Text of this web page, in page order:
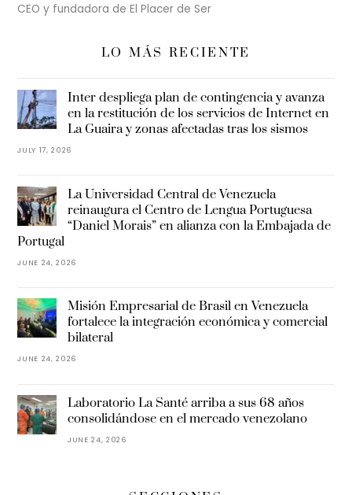
CEO y fundadora de El Placer de Ser
LO MÁS RECIENTE
Inter despliega plan de contingencia y avanza
en la restitución de los servicios de Internet en
La Guaira y zonas afectadas tras los sismos
JULY 17, 2026
La Universidad Central de Venezuela
reinaugura el Centro de Lengua Portuguesa
“Daniel Morais” en alianza con la Embajada de
Portugal
JUNE 24, 2026
Misión Empresarial de Brasil en Venezuela
fortalece la integración económica y comercial
bilateral
JUNE 24, 2026
Laboratorio La Santé arriba a sus 68 años
consolidándose en el mercado venezolano
JUNE 24, 2026